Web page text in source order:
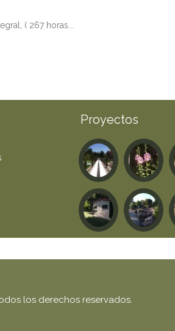
( 267 horas...
Proyectos
los derechos reservados.